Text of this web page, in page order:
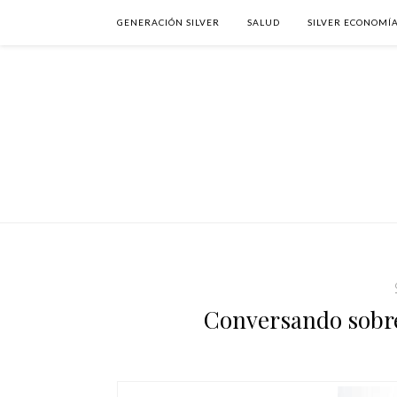
GENERACIÓN SILVER SALUD SILVER
Conversando